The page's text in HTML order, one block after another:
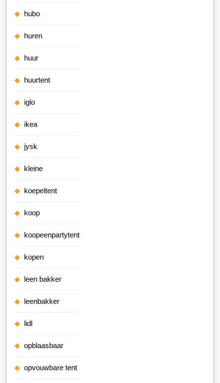
hubo
huren
huur
huurtent
iglo
ikea
jysk
kleine
koepeltent
koop
koopeenpartytent
kopen
leen bakker
leenbakker
lidl
opblaasbaar
opvouwbare tent